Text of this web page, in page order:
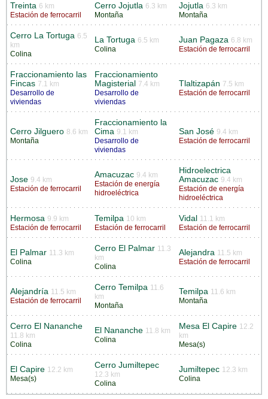
Treinta 6 km
Estación de ferrocarril
Cerro Jojutla 6.3 km
Montaña
Jojutla 6.3 km
Montaña
Cerro La Tortuga 6.5
km
Colina
La Tortuga 6.5 km
Colina
Juan Pagaza 6.8 km
Estación de ferrocarril
Fraccionamiento las
Fincas 7.1 km
Desarrollo de
viviendas
Fraccionamiento
Magisterial 7.4 km
Desarrollo de
viviendas
Tlaltizapán 7.5 km
Estación de ferrocarril
Cerro Jilguero 8.6 km
Montaña
Fraccionamiento la
Cima 9.1 km
Desarrollo de
viviendas
San José 9.4 km
Estación de ferrocarril
Jose 9.4 km
Estación de ferrocarril
Amacuzac 9.4 km
Estación de energía
hidroeléctrica
Hidroelectrica
Amacuzac 9.4 km
Estación de energía
hidroeléctrica
Hermosa 9.9 km
Estación de ferrocarril
Temilpa 10 km
Estación de ferrocarril
Vidal 11.1 km
Estación de ferrocarril
El Palmar 11.3 km
Colina
Cerro El Palmar 11.3
km
Colina
Alejandra 11.5 km
Estación de ferrocarril
Alejandría 11.5 km
Estación de ferrocarril
Cerro Temilpa 11.6
km
Montaña
Temilpa 11.6 km
Montaña
Cerro El Nananche
11.8 km
Colina
El Nananche 11.8 km
Colina
Mesa El Capire 12.2
km
Mesa(s)
El Capire 12.2 km
Mesa(s)
Cerro Jumiltepec
12.3 km
Colina
Jumiltepec 12.3 km
Colina